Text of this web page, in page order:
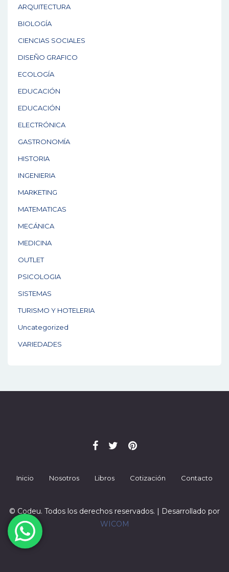
ARQUITECTURA
BIOLOGÍA
CIENCIAS SOCIALES
DISEÑO GRAFICO
ECOLOGÍA
EDUCACIÓN
EDUCACIÓN
ELECTRÓNICA
GASTRONOMÍA
HISTORIA
INGENIERIA
MARKETING
MATEMATICAS
MECÁNICA
MEDICINA
OUTLET
PSICOLOGIA
SISTEMAS
TURISMO Y HOTELERIA
Uncategorized
VARIEDADES
Inicio Nosotros Libros Cotización Contacto
© Codeu. Todos los derechos reservados. | Desarrollado por
WICOM